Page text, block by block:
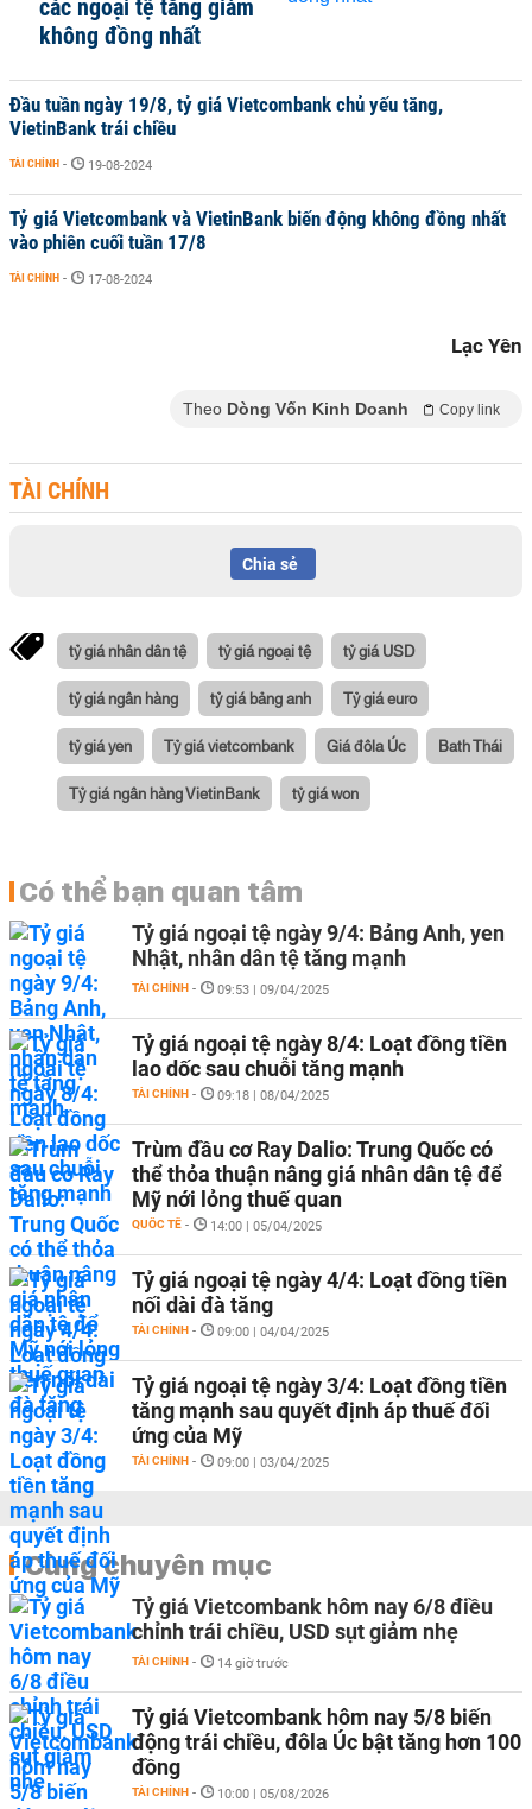
các ngoại tệ tăng giảm
không đồng nhất
Đầu tuần ngày 19/8, tỷ giá Vietcombank chủ yếu tăng,
VietinBank trái chiều
TÀI CHÍNH - 19-08-2024
Tỷ giá Vietcombank và VietinBank biến động không đồng nhất
vào phiên cuối tuần 17/8
TÀI CHÍNH - 17-08-2024
Lạc Yên
Theo Dòng Vốn Kinh Doanh Copy link
TÀI CHÍNH
Chia sẻ
tỷ giá nhân dân tệ tỷ giá ngoại tệ tỷ giá USD
tỷ giá ngân hàng tỷ giá bảng anh Tỷ giá euro
tỷ giá yen Tỷ giá vietcombank Giá đôla Úc Bath Thái
Tỷ giá ngân hàng VietinBank tỷ giá won
Có thể bạn quan tâm
Tỷ giá ngoại tệ ngày 9/4: Bảng Anh, yen
Nhật, nhân dân tệ tăng mạnh
TÀI CHÍNH - 09:53 | 09/04/2025
Tỷ giá ngoại tệ ngày 8/4: Loạt đồng tiền
lao dốc sau chuỗi tăng mạnh
TÀI CHÍNH - 09:18 | 08/04/2025
Trùm đầu cơ Ray Dalio: Trung Quốc có
thể thỏa thuận nâng giá nhân dân tệ để
Mỹ nới lỏng thuế quan
QUỐC TẾ - 14:00 | 05/04/2025
Tỷ giá ngoại tệ ngày 4/4: Loạt đồng tiền
nối dài đà tăng
TÀI CHÍNH - 09:00 | 04/04/2025
Tỷ giá ngoại tệ ngày 3/4: Loạt đồng tiền
tăng mạnh sau quyết định áp thuế đối
ứng của Mỹ
TÀI CHÍNH - 09:00 | 03/04/2025
Cùng chuyên mục
Tỷ giá Vietcombank hôm nay 6/8 điều
chỉnh trái chiều, USD sụt giảm nhẹ
TÀI CHÍNH - 14 giờ trước
Tỷ giá Vietcombank hôm nay 5/8 biến
động trái chiều, đôla Úc bật tăng hơn 100
đồng
TÀI CHÍNH - 10:00 | 05/08/2026